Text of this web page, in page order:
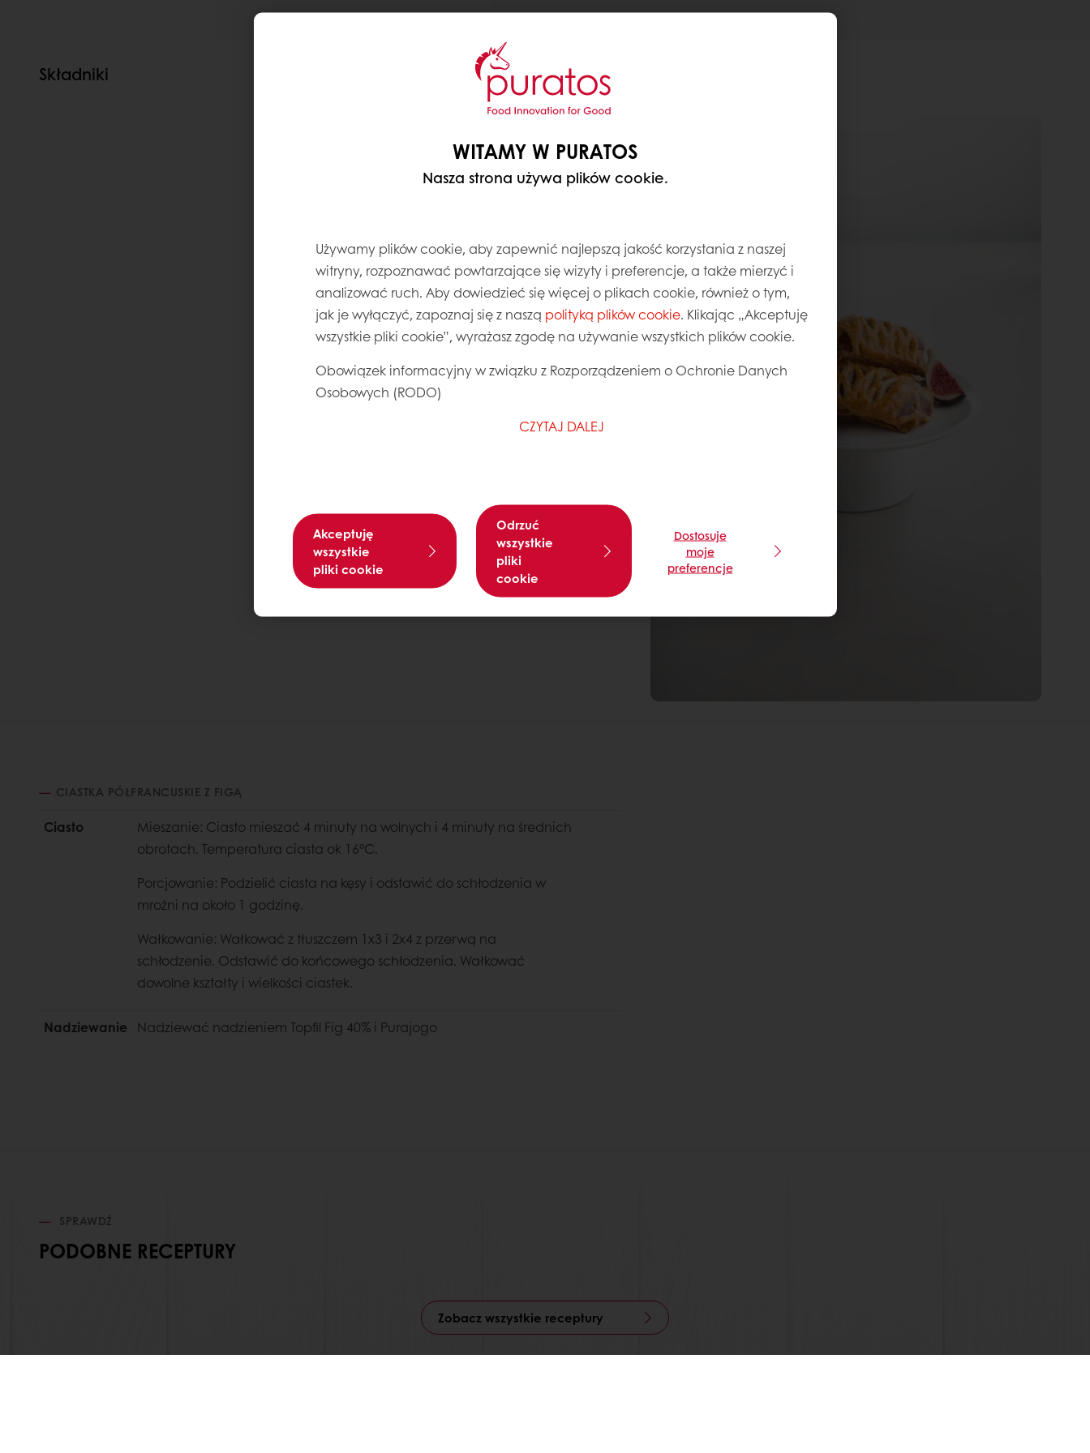
Składniki
CIASTKA PÓŁFRANCUSKIE Z FIGĄ
Ciasto
Mieszanie: Ciasto mieszać 4 minuty na wolnych i 4 minuty na średnich
obrotach. Temperatura ciasta ok 16°C.
Porcjowanie: Podzielić ciasta na kęsy i odstawić do schłodzenia w
mrożni na około 1 godzinę.
Wałkowanie: Wałkować z tłuszczem 1x3 i 2x4 z przerwą na
schłodzenie. Odstawić do końcowego schłodzenia. Wałkować
dowolne kształty i wielkości ciastek.
Nadziewanie Nadziewać nadzieniem Topfil Fig 40% i Purajogo
SPRAWDŹ
PODOBNE RECEPTURY
Zobacz wszystkie receptury
WITAMY W PURATOS
Nasza strona używa plików cookie.
Używamy plików cookie, aby zapewnić najlepszą jakość korzystania z naszej
witryny, rozpoznawać powtarzające się wizyty i preferencje, a także mierzyć i
analizować ruch. Aby dowiedzieć się więcej o plikach cookie, również o tym,
jak je wyłączyć, zapoznaj się z naszą polityką plików cookie. Klikając „Akceptuję
wszystkie pliki cookie”, wyrażasz zgodę na używanie wszystkich plików cookie.
Obowiązek informacyjny w związku z Rozporządzeniem o Ochronie Danych
Osobowych (RODO)
CZYTAJ DALEJ
Akceptuję
wszystkie
pliki cookie
Odrzuć
wszystkie
pliki
cookie
Dostosuje
moje
preferencje